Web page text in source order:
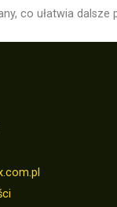
co ułatwia dalsze